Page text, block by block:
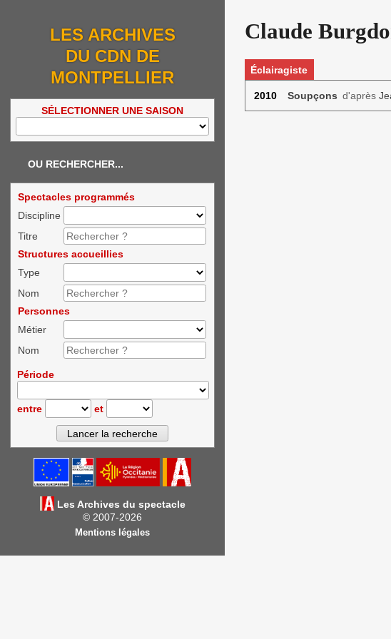
LES ARCHIVES
DU CDN DE
MONTPELLIER
SÉLECTIONNER UNE SAISON
OU RECHERCHER...
Spectacles programmés
Discipline
Titre
Structures accueillies
Type
Nom
Personnes
Métier
Nom
Période
entre et
Les Archives du spectacle
© 2007-2026
Mentions légales
Claude
Éclairagiste
2010 Soupçons d'après